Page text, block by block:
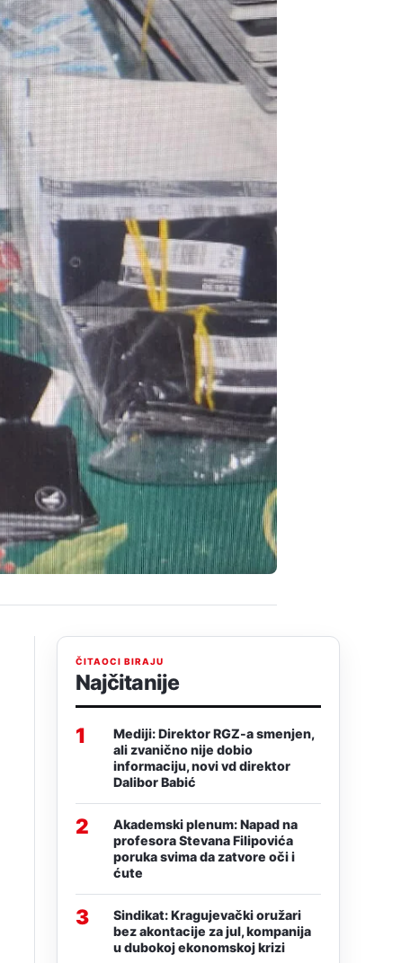
ČITAOCI BIRAJU
Najčitanije
1
Mediji: Direktor RGZ-a smenjen,
ali zvanično nije dobio
informaciju, novi vd direktor
Dalibor Babić
2
Akademski plenum: Napad na
profesora Stevana Filipovića
poruka svima da zatvore oči i
ćute
3
Sindikat: Kragujevački oružari
bez akontacije za jul, kompanija
u dubokoj ekonomskoj krizi